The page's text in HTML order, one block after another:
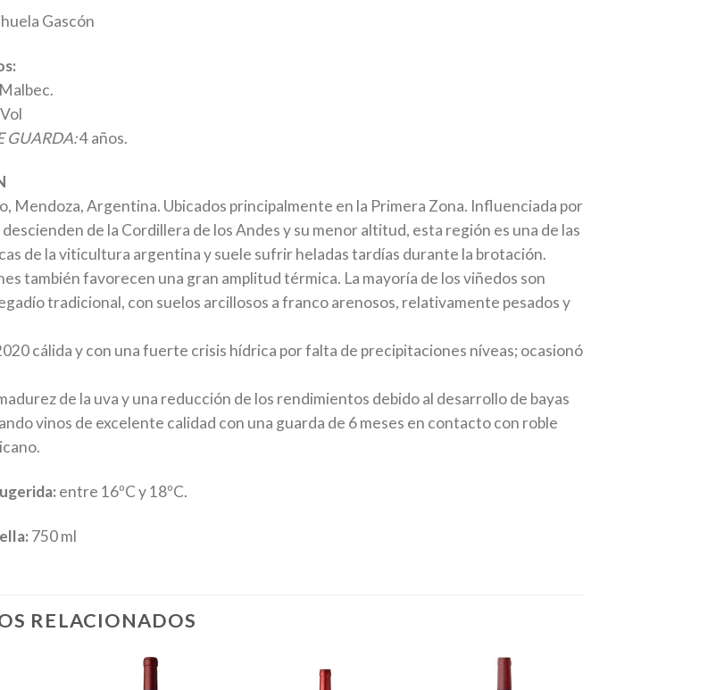
Gascón
GUARDA:4 años.
Mendoza, Argentina. Ubicados principalmente en la Primera Zona. Influenciada por
de la Cordillera de los Andes y su menor altitud, esta región es una de las
de la viticultura argentina y suele sufrir heladas tardías durante la brotación.
también favorecen una gran amplitud térmica. La mayoría de los viñedos son
tradicional, con suelos arcillosos a franco arenosos, relativamente pesados y
cálida y con una fuerte crisis hídrica por falta de precipitaciones níveas; ocasionó
de la uva y una reducción de los rendimientos debido al desarrollo de bayas
vinos de excelente calidad con una guarda de 6 meses en contacto con roble
entre 16ºC y 18ºC.
750 ml
RELACIONADOS